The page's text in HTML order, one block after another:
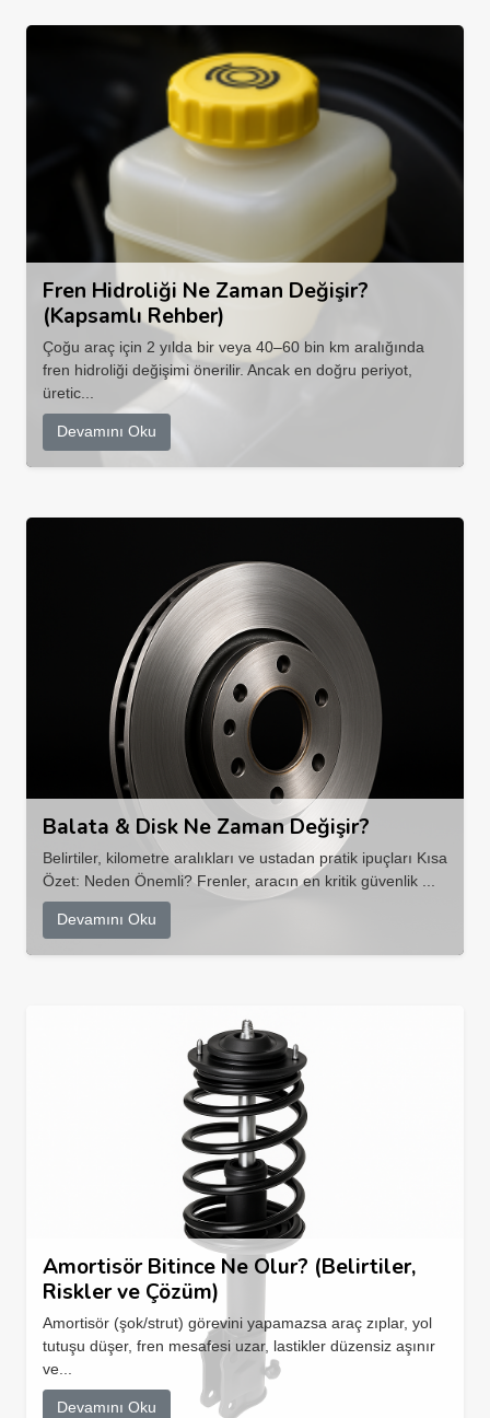
Fren Hidroliği Ne Zaman Değişir?
(Kapsamlı Rehber)
Çoğu araç için 2 yılda bir veya 40–60 bin km aralığında
fren hidroliği değişimi önerilir. Ancak en doğru periyot,
üretic...
Devamını Oku
Balata & Disk Ne Zaman Değişir?
Belirtiler, kilometre aralıkları ve ustadan pratik ipuçları Kısa
Özet: Neden Önemli? Frenler, aracın en kritik güvenlik ...
Devamını Oku
Amortisör Bitince Ne Olur? (Belirtiler,
Riskler ve Çözüm)
Amortisör (şok/strut) görevini yapamazsa araç zıplar, yol
tutuşu düşer, fren mesafesi uzar, lastikler düzensiz aşınır
ve...
Devamını Oku